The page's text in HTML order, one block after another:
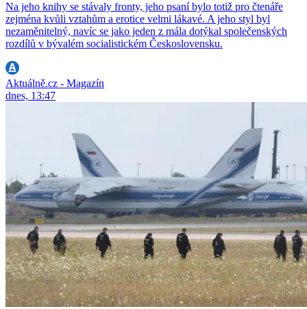
Na jeho knihy se stávaly fronty, jeho psaní bylo totiž pro čtenáře
zejména kvůli vztahům a erotice velmi lákavé. A jeho styl byl
nezaměnitelný, navíc se jako jeden z mála dotýkal společenských
rozdílů v bývalém socialistickém Československu.
Aktuálně.cz - Magazín
dnes, 13:47